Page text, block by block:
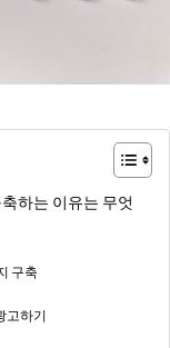
하는 이유는 무엇
구축
고하기